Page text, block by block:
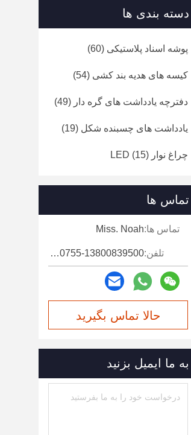
دسته بندی ها
پوشه اسناد پلاستیکی (60)
کیسه های هدیه بند کشی (54)
دفترچه یادداشت های گره دار (49)
یادداشت های چسبنده شکل (19)
چراغ نوار LED (15)
تماس ها
تماس ها:Miss. Noah
تلفن: 86-0755-13800839500
حالا تماس بگیرید
به ما ایمیل بزنید